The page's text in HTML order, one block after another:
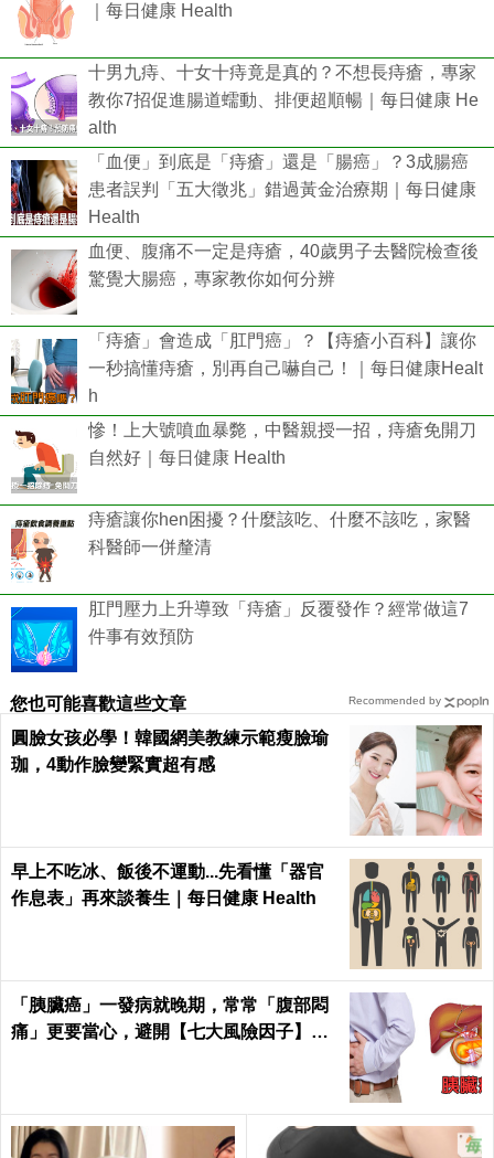
｜每日健康 Health
十男九痔、十女十痔竟是真的？不想長痔瘡，專家
教你7招促進腸道蠕動、排便超順暢｜每日健康 He
alth
「血便」到底是「痔瘡」還是「腸癌」？3成腸癌
患者誤判「五大徵兆」錯過黃金治療期｜每日健康
Health
血便、腹痛不一定是痔瘡，40歲男子去醫院檢查後
驚覺大腸癌，專家教你如何分辨
「痔瘡」會造成「肛門癌」？【痔瘡小百科】讓你
一秒搞懂痔瘡，別再自己嚇自己！｜每日健康Healt
h
慘！上大號噴血暴斃，中醫親授一招，痔瘡免開刀
自然好｜每日健康 Health
痔瘡讓你hen困擾？什麼該吃、什麼不該吃，家醫
科醫師一併釐清
肛門壓力上升導致「痔瘡」反覆發作？經常做這7
件事有效預防
您也可能喜歡這些文章
圓臉女孩必學！韓國網美教練示範瘦臉瑜
珈，4動作臉變緊實超有感
早上不吃冰、飯後不運動...先看懂「器官
作息表」再來談養生｜每日健康 Health
「胰臟癌」一發病就晚期，常常「腹部悶
痛」更要當心，避開【七大風險因子】守
Recommended by